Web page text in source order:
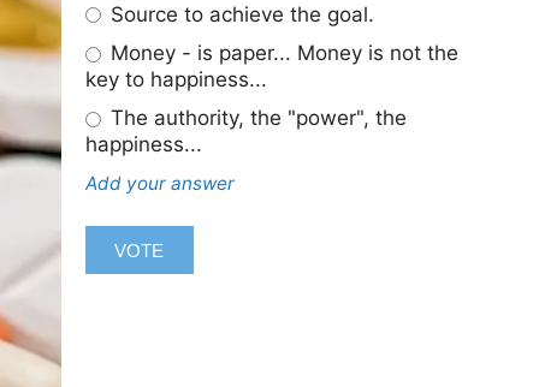
Source to achieve the goal.
Money - is paper... Money is not the
key to happiness...
The authority, the "power", the
happiness...
Add your answer